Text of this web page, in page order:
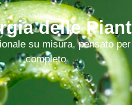
delle
su misura, pensato
completo